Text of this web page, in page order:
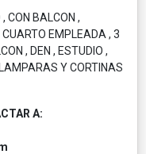
CON BALCON ,
EMPLEADA , 3
, DEN , ESTUDIO ,
Y CORTINAS
A: